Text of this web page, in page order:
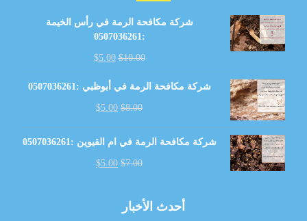
شركة مكافحة الرمة في رأس الخيمة
:0507036261
$10.00
$5.00
شركة مكافحة الرمة في أبوظبي :0507036261
$8.00
$5.00
شركة مكافحة الرمة في ام القيوين :0507036261
$7.00
$5.00
أحدث الأخبار